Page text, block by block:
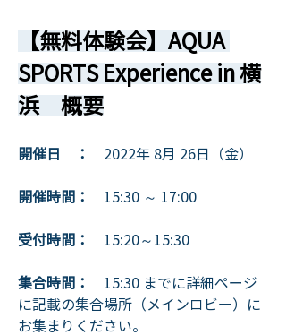
【無料体験会】AQUA
SPORTS Experience in 横
浜　概要
開催日　： 2022年 8月 26日（金）
開催時間： 15:30 ～ 17:00
受付時間： 15:20～15:30
集合時間：
15:30 までに詳細ページ
に記載の集合場所（メインロビー）に
お集まりください。